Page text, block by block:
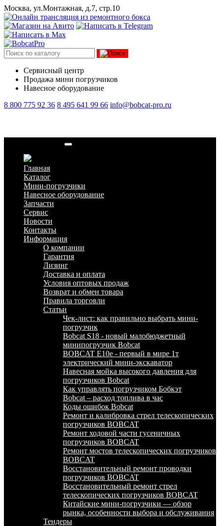
Москва, ул.Монтажная, д.7, стр.10
Сервисный центр
Продажа мини погрузчиков
Навесное оборудование
8 800 775 92 36 8 495 641 99 66 info@bobcat-pro.ru
Главная
Каталог
Мини-погрузчики
Навесное оборудование
Запчасти
Сервис
Новости
Контакты
Информация
О компании
Гарантия
Лизинг
Доставка и оплата
Условия оптовых продаж
Возврат и обмен товара
Правила торговли
Статьи
Чек-лист: как правильно выбрать мини-
погрузчик
Bobcat S18 - новый малобюджетный
минипогрузчик Bobcat
BOBCAT E10e - первый в мире 1т
электрический мини-экскаватор
Навесная мойка высокого давления для
погрузчиков Bobcat
Как управлять погрузчиком Бобкэт
Bobcat – расход топлива в час
Коды ошибок Bobcat
Ремонт и калибровка стрел телескопических
погрузчиков BOBCAT
Ремонт ходовой части гусеничных
погрузчиков BOBCAT
Ремонт мостов телескопических погрузчиков
BOBCAT
Восстановительный ремонт проводки
погрузчиков BOBCAT
Восстановительный ремонт стрел
телескопических погрузчиков BOBCAT
Китайские мини-погрузчики — обзор
рынка, особенности выбора и обслуживания
Тендеры